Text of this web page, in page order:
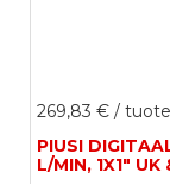
269,83 € / tuote
PIUSI
L/MIN, 1X1" UK